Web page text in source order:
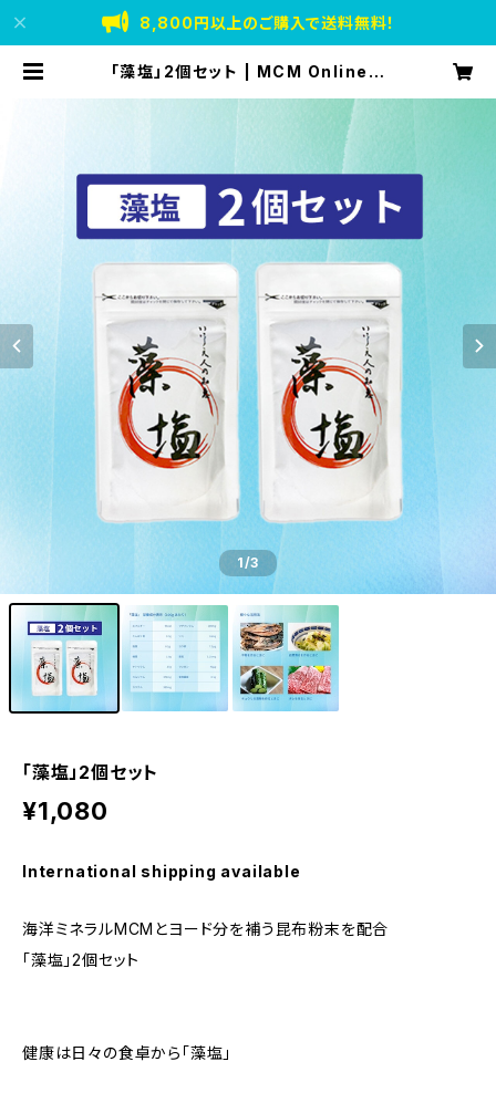
8,800円以上のご購入で送料無料！
「藻塩」2個セット | MCM Online S
1/3
「藻塩」2個セット
¥1,080
International shipping available
海洋ミネラルMCMとヨード分を補う昆布粉末を配合
「藻塩」2個セット
健康は日々の食卓から「藻塩」